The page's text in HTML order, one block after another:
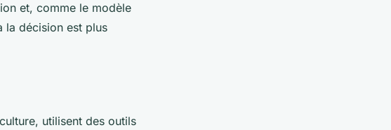
et, comme le modèle
la décision est plus
utilisent des outils